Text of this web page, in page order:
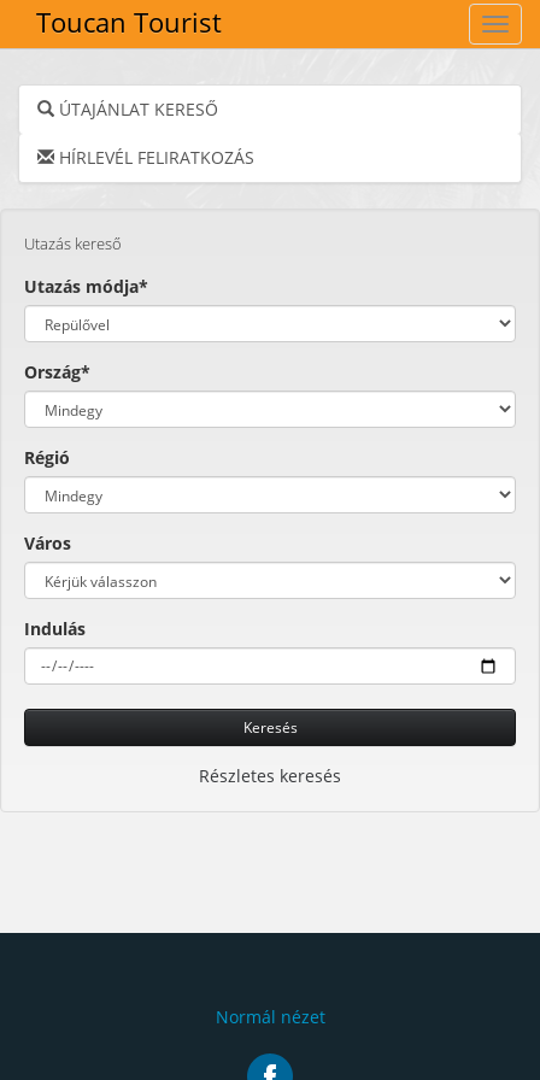
Toucan Tourist
ÚTAJÁNLAT KERESŐ
HÍRLEVÉL FELIRATKOZÁS
Utazás kereső
Utazás módja*
Ország*
Régió
Város
Indulás
Keresés
Részletes keresés
Normál nézet